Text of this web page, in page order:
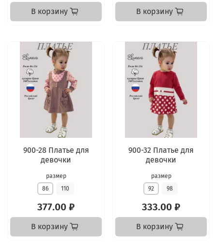
В корзину В корзину
900-28 Платье для
девочки
размер
86
110
377.00 ₽
В корзину
900-32 Платье для
девочки
размер
92
98
333.00 ₽
В корзину